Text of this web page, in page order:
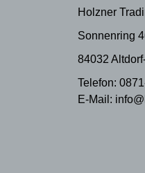
Holzner
Sonnenring
84032
Telefon:
E-Mail: